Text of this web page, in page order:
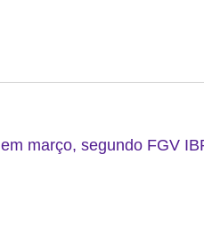
março, segundo FGV